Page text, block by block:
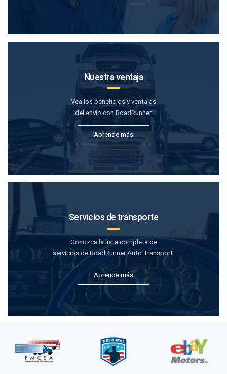
Nuestra ventaja
Vea los beneficios y ventajas
del envío con RoadRunner.
Aprende más
Servicios de transporte
Conozca la lista completa de
servicios de RoadRunner Auto Transport.
Aprende más